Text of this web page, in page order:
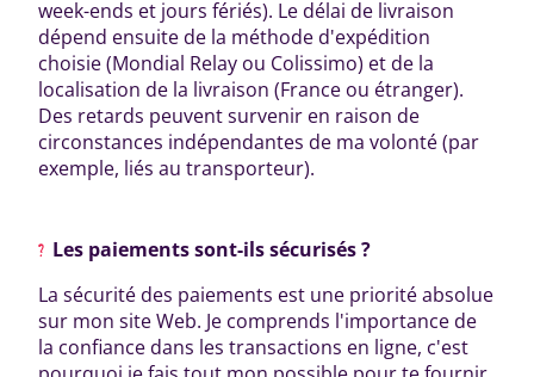
week-ends et jours fériés). Le délai de livraison
dépend ensuite de la méthode d'expédition
choisie (Mondial Relay ou Colissimo) et de la
localisation de la livraison (France ou étranger).
Des retards peuvent survenir en raison de
circonstances indépendantes de ma volonté (par
exemple, liés au transporteur).
Les paiements sont-ils sécurisés ?
La sécurité des paiements est une priorité absolue
sur mon site Web. Je comprends l'importance de
la confiance dans les transactions en ligne, c'est